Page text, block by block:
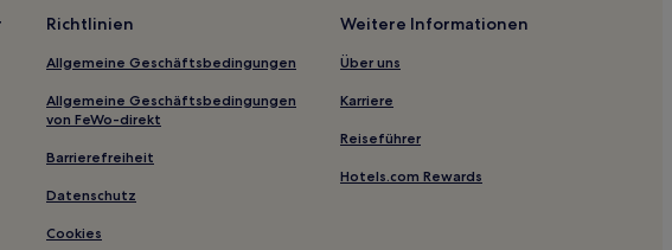
in Neuperlach
nahe Leopoldstraße
Leopoldstraße
in Schwabing-West
am Laim
Richtlinien
Allgemeine Geschäftsbedingungen
Allgemeine Geschäftsbedingungen
von FeWo-direkt
Barrierefreiheit
Datenschutz
Cookies
Weitere Informationen
Über uns
Karriere
Reiseführer
Hotels.com Rewards